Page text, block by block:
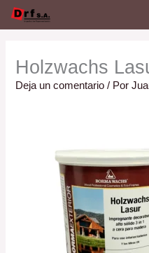
Holzwachs
Deja un comentario / Por
electrónico*